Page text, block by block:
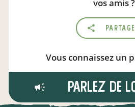
vos amis ?
Vous connaissez un
Parlez de